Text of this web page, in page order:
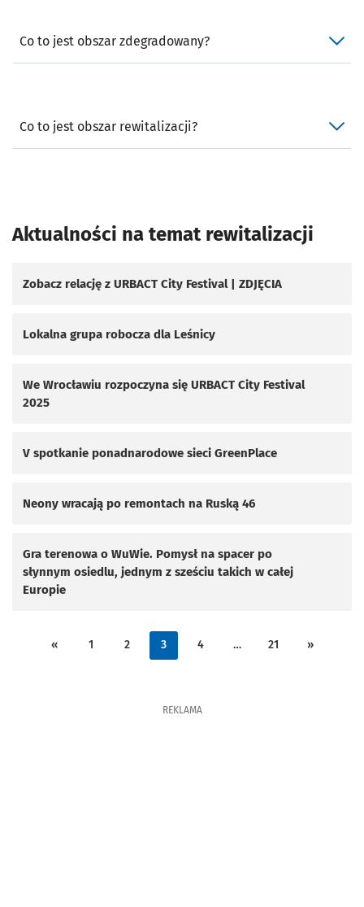
Co to jest obszar zdegradowany?
Co to jest obszar rewitalizacji?
Aktualności na temat rewitalizacji
Zobacz relację z URBACT City Festival | ZDJĘCIA
Lokalna grupa robocza dla Leśnicy
We Wrocławiu rozpoczyna się URBACT City Festival
2025
V spotkanie ponadnarodowe sieci GreenPlace
Neony wracają po remontach na Ruską 46
Gra terenowa o WuWie. Pomysł na spacer po
słynnym osiedlu, jednym z sześciu takich w całej
Europie
« 1 2 3 4 … 21 »
REKLAMA